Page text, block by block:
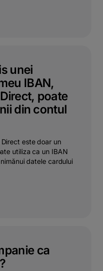
unei
IBAN,
poate
din contul
este doar un
utiliza ca un IBAN
datele cardului
ca